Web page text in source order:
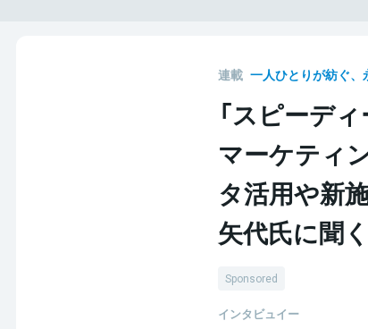
連載 一人ひとりが紡ぐ
「スピーデ
マーケティ
タ活用や新
矢代氏に聞く
Sponsored
インタビュイー